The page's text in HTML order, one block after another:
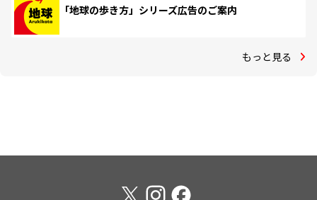
「地球の歩き方」シリーズ広告のご案内
もっと見る